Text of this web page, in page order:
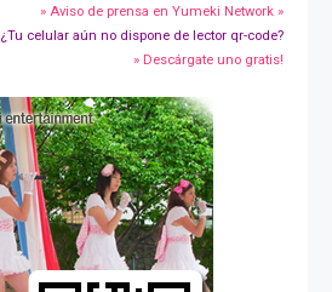
» Aviso de prensa en Yumeki Network »
¿Tu celular aún no dispone de lector qr-code?
» Descárgate uno gratis!